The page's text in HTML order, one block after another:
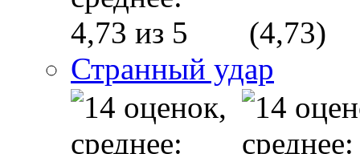
(4,73)
Странный удар